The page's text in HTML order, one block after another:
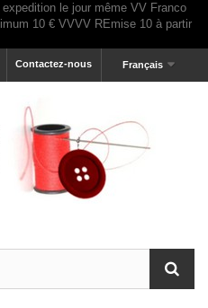
Français
Contactez-nous